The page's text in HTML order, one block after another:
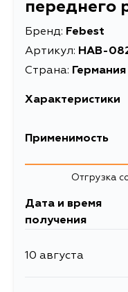
переднего
Бренд: Febest
Артикул: HAB-
Страна: Германия
Характеристики
EAN-13
Длина упаковки, мм
Масса, кг
Применимость
Honda
Кузов
Отгрузка
Дата и время
получения
10 августа